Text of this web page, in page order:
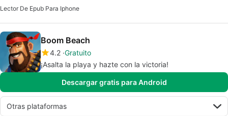
Lector De Epub Para Iphone
Boom Beach
4.2 Gratuito
¡Asalta la playa y hazte con la victoria!
Descargar gratis para Android
Otras plataformas